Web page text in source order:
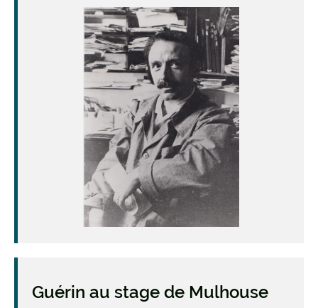
Image
Guérin au stage de Mulhouse